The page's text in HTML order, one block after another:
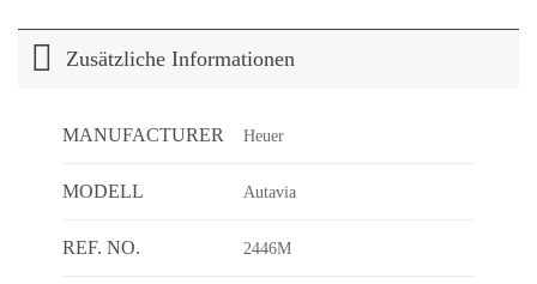
Zusätzliche Informationen
MANUFACTURER Heuer
MODELL Autavia
REF. NO. 2446M